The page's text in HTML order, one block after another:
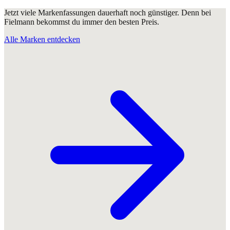
Jetzt viele Markenfassungen dauerhaft noch günstiger. Denn bei
Fielmann bekommst du immer den besten Preis.
Alle Marken entdecken